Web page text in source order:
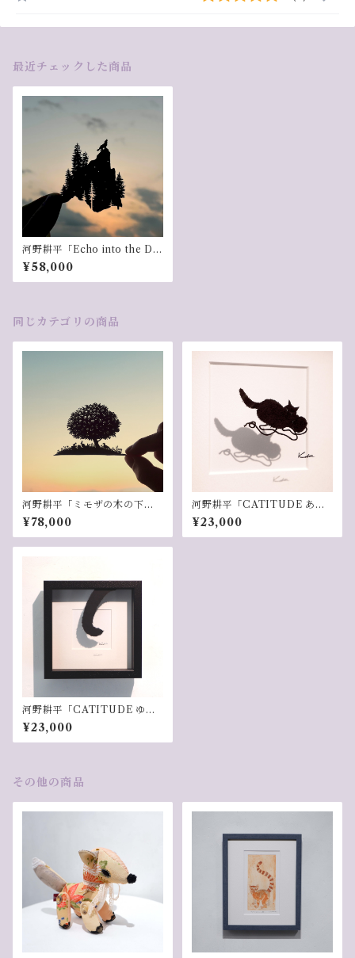
最近チェックした商品
河野耕平「Echo into the Du
sk」
¥58,000
同じカテゴリの商品
河野耕平「ミモザの木の下
で」
¥78,000
河野耕平「CATITUDE あそ
ぶ」
¥23,000
河野耕平「CATITUDE ゆら
ゆら」
¥23,000
その他の商品